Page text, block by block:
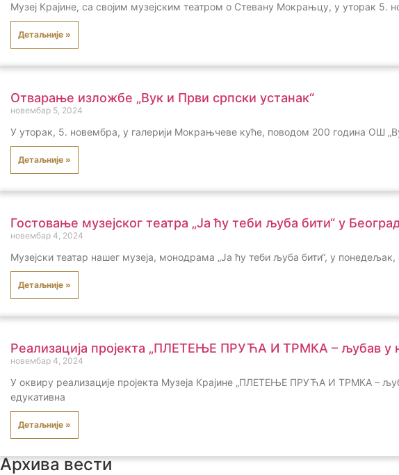
Музеј Крајине, са својим музејским театром о Стевану Мокрањцу, у уторак 5.
Детаљније »
Отварање изложбе „Вук и Први српски устанак“
новембар 5, 2024
У уторак, 5. новембра, у галерији Мокрањчеве куће, поводом 200 година ОШ
Детаљније »
Гостовање музејског театра „Ја ћу теби љуба бити“ у
новембар 4, 2024
Музејски театар нашег музеја, монодрама „Ја ћу теби љуба бити“, у
Детаљније »
Реализација пројекта „ПЛЕТЕЊЕ ПРУЋА И ТРМКА – љубав у
новембар 4, 2024
У оквиру реализације пројекта Музеја Крајине „ПЛЕТЕЊЕ ПРУЋА И ТРМКА –
едукативна
Детаљније »
Архива вести